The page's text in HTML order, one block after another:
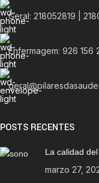
Geral: 218052819 |
Enfermagem: 926 156
POSTS RECENTES
La calidad
marzo 27,